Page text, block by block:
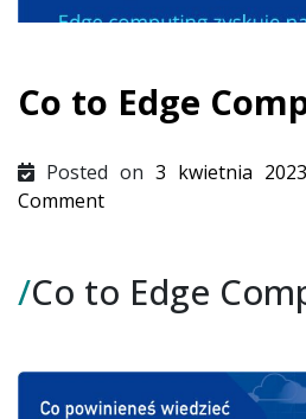
Co to Edge
Posted on 3 kwietnia 2023
Commenton
Edge
Computing?
/Co to Edge